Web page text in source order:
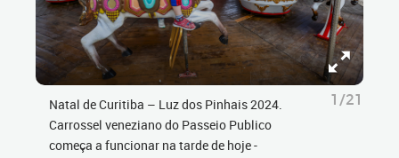
Natal de Curitiba – Luz dos Pinhais 2024.
Carrossel veneziano do Passeio Publico
começa a funcionar na tarde de hoje -
1/21